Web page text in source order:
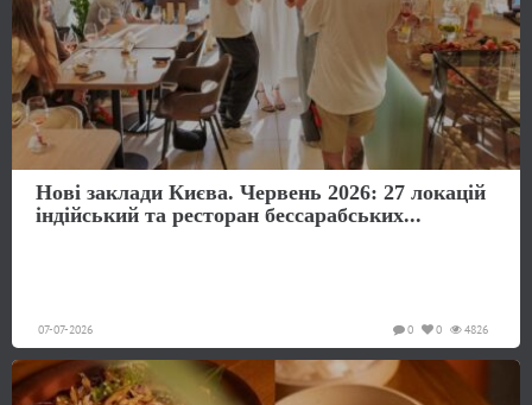
Нові заклади Києва. Червень 2026: 27 локацій
індійський та ресторан бессарабських...
07-07-2026 4826
0
0